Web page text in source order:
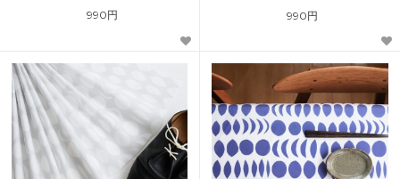
990円 990円